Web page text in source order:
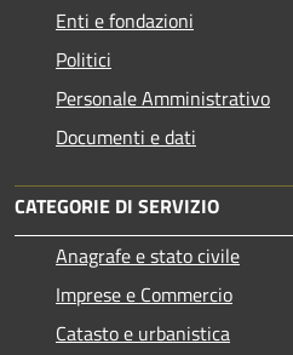
Enti e fondazioni
Politici
Personale Amministrativo
Documenti e dati
CATEGORIE DI SERVIZIO
Anagrafe e stato civile
Imprese e Commercio
Catasto e urbanistica